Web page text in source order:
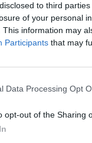
to third
of your personal
This information may
Participants that may
Data Processing Opt
opt-out of the Sharing
γιατροί ήταν μέλη
Αστυνομίας, που
τα μέλη της
και στις
αριθμό που θα